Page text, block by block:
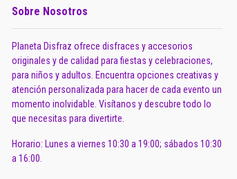
Sobre Nosotros
Planeta Disfraz ofrece disfraces y accesorios
originales y de calidad para fiestas y celebraciones,
para niños y adultos. Encuentra opciones creativas y
atención personalizada para hacer de cada evento un
momento inolvidable. Visítanos y descubre todo lo
que necesitas para divertirte.
Horario: Lunes a viernes 10:30 a 19:00; sábados 10:30
a 16:00.